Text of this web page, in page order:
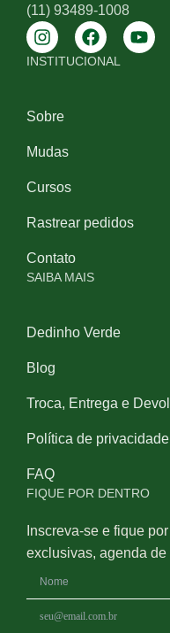
(11) 93489-1008
INSTITUCIONAL
Sobre
Mudas
Cursos
Rastrear pedidos
Contato
SAIBA MAIS
Dedinho Verde
Blog
Troca, Entrega e
Política de privacidade
FAQ
FIQUE POR DENTRO
Inscreva-se e fique
exclusivas, agenda